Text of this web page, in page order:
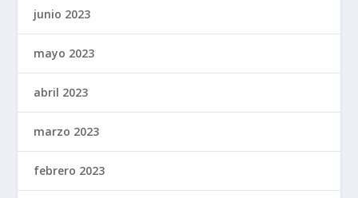
junio 2023
mayo 2023
abril 2023
marzo 2023
febrero 2023